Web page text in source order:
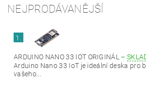
NEJPRODÁVANĚJŠÍ
1.
ARDUINO NANO 33 IOT ORIGINÁL –
Arduino Nano 33 IoT je ideální deska pro
vašeho...